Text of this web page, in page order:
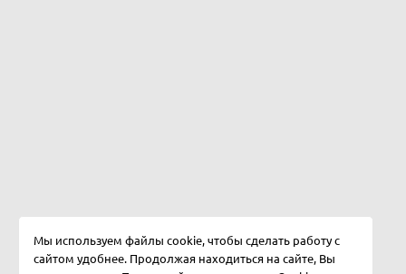
Мы используем файлы cookie, чтобы сделать работу с
сайтом удобнее. Продолжая находиться на сайте, Вы